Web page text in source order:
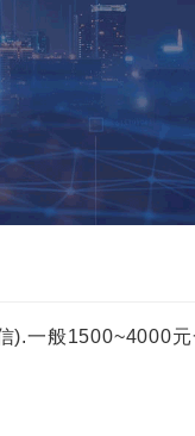
).一般1500~4000